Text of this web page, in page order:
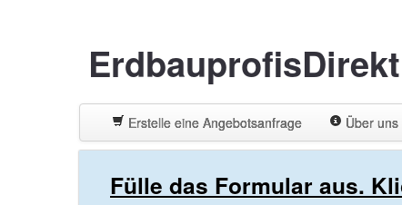
ErdbauprofisDirekt
Erstelle eine Angebotsanfrage Über uns
Fülle das Formular aus.